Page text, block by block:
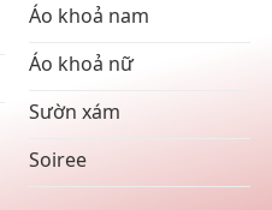
Áo khoả nam
Áo khoả nữ
Sườn xám
Soiree